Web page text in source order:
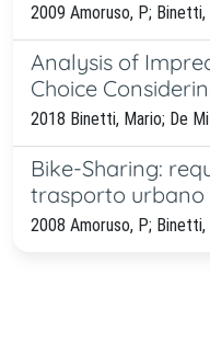
2009 Amoruso, P; Binetti,
Analysis of
Choice
2018 Binetti, Mario; De
Bike-Sharing:
trasporto urbano
2008 Amoruso, P; Binetti,